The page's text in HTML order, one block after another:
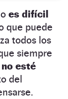
es difícil
que puede
todos los
siempre
esté
del